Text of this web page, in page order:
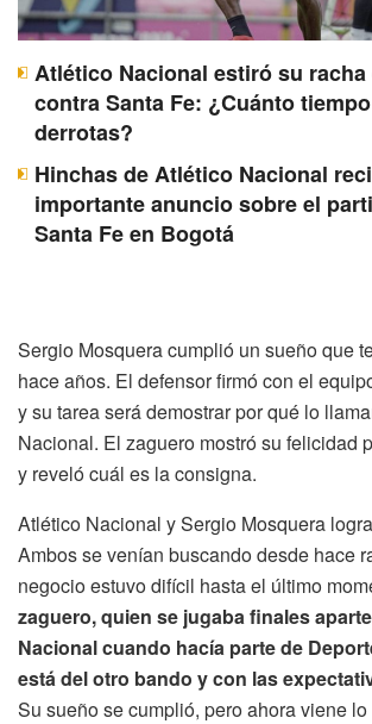
Atlético Nacional estiró su racha
contra Santa Fe: ¿Cuánto
derrotas?
Hinchas de Atlético Nacional
importante anuncio sobre el
Santa Fe en Bogotá
Sergio Mosquera cumplió un sueño que
hace años. El defensor firmó con el
y su tarea será demostrar por qué lo
Nacional. El zaguero mostró su felicidad
y reveló cuál es la consigna.
Atlético Nacional y Sergio Mosquera
Ambos se venían buscando desde hace
negocio estuvo difícil hasta el último
zaguero, quien se jugaba finales
Nacional cuando hacía parte de
está del otro bando y con las
Su sueño se cumplió, pero ahora viene